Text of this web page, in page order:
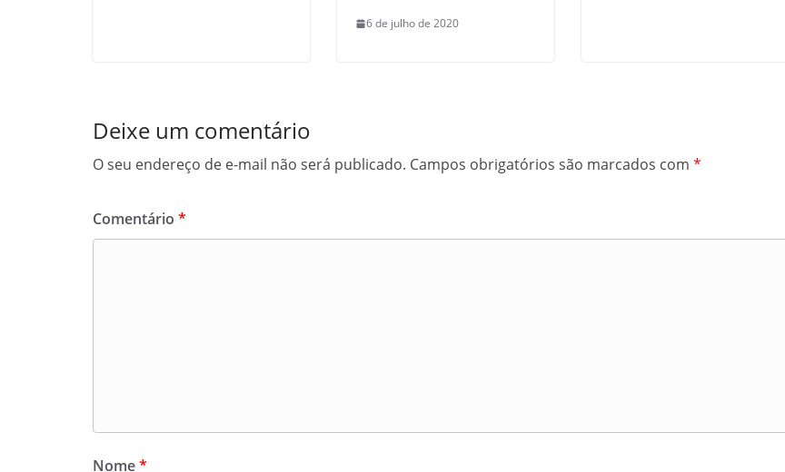
6 de julho de 2020
Deixe um comentário
O seu endereço de e-mail não será publicado. Campos obrigatórios são marcados com *
Comentário *
Nome*